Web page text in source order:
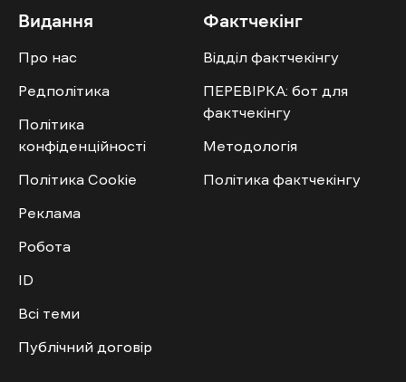
Видання
Про нас
Редполітика
Політика
конфіденційності
Політика Cookie
Реклама
Робота
ID
Всі теми
Публічний договір
Фактчекінг
Відділ фактчекінгу
ПЕРЕВІРКА: бот для
фактчекінгу
Методологія
Політика фактчекінгу